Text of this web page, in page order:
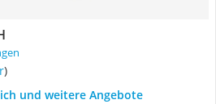
)
und weitere Angebote